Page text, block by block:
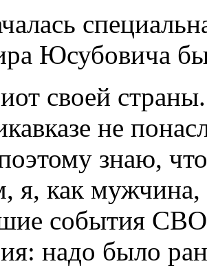
Юсубовича
своей
не
знаю,
я, как
события СВО
надо было